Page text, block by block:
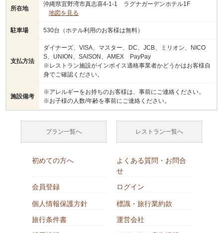
所在地
沖縄県宜野湾市真志喜4-1-1 ラグナガーデンホテル1F
地図を見る
駐車場 530台（ホテル利用のお客様は無料）
支払方法
ダイナーズ、VISA、マスター、DC、JCB、ミリオン、NICO
S、UNION、SAISON、AMEX PayPay
※レストラン施設がインボイス適格事業者かどうかはお客様自
身でご確認ください。
施設備考
※アレルギーをお持ちのお客様は、事前にご連絡ください。
※お子様の人数/年齢を事前にご連絡ください。
プラン一覧へ レストラン一覧へ
初めての方へ
よくある質問・お問合
せ
会員登録
ログイン
個人情報保護方針
標識・旅行業約款
旅行条件書
運営会社